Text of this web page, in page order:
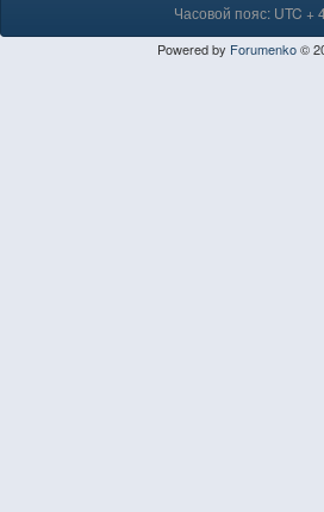
Часовой пояс: UTC +
Powered by Forumenko©